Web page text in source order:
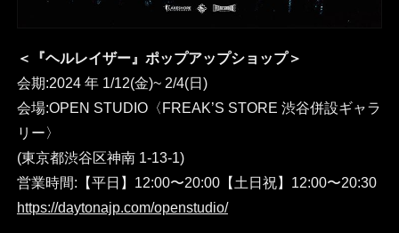
＜『ヘルレイザー』ポップアップショップ＞
会期:2024 年 1/12(金)~ 2/4(日)
会場:OPEN STUDIO〈FREAK’S STORE 渋谷併設ギャラ
リー〉
(東京都渋谷区神南 1-13-1)
営業時間:【平日】12:00〜20:00【土日祝】12:00〜20:30
https://daytonajp.com/openstudio/